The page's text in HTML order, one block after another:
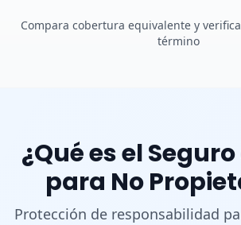
Compara cobertura equivalente y
término
¿Qué es el
para No
Protección de responsabilidad